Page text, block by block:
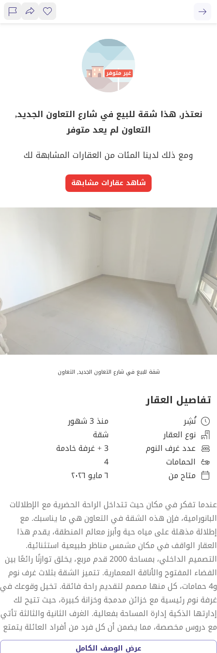
نعتذر, هذا شقة للبيع في شارع التعاون الجديد,
التعاون لم يعد متوفر
ومع ذلك لدينا المئات من العقارات المشابهة لك
شاهد عقارات مشابهة
شقة للبيع في شارع التعاون الجديد, التعاون
تفاصيل العقار
نُشِر
منذ 3 شهور
نوع العقار
شقة
عدد غرف النوم
3+ غرفة خادمة
الحمامات
4
متاح من
٦ مايو ٢٠٢٦
عندما تفكر في مكان حيث تتداخل الراحة الحضرية مع الإطلالات
البانورامية، فإن هذه الشقة في التعاون هي ما يناسبك. مع
إطلالة مذهلة على مياه حية وأبرز معالم المنطقة، يقدم هذا
العقار الواقف في مكان مشمس مناظر طبيعية استثنائية.
التصميم الداخلي، بمساحة 2000 قدم مربع، يخلق توازنًا رائعًا بين
الفضاء المفتوح والأناقة المعمارية. تتميز الشقة بثلاث غرف نوم
و4 حمامات، كل منها مصمم لتقديم راحة فائقة. تخيل وقوعك في
غرفة نوم رئيسية مع خزائن مدمجة وخزانة كبيرة، حيث تتيح لك
إدارتها الذكية إدارة المساحة بفعالية. الغرف الثانية والثالثة تأتي
مع دروس مخصصة، مما يضمن أن كل فرد من أفراد العائلة يتمتع
بمساحة خاصة. تبرز غرفة المعيشة الكبيرة مع نظام التدفئة
عرض الوصف الكامل